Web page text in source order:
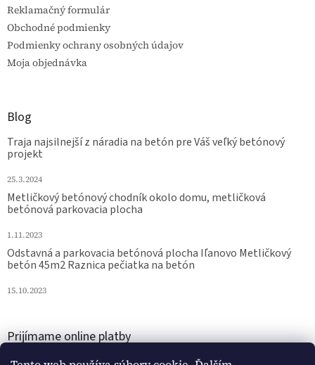
Reklamačný formulár
Obchodné podmienky
Podmienky ochrany osobných údajov
Moja objednávka
Blog
Traja najsilnejší z náradia na betón pre Váš veľký betónový
projekt
25.3.2024
Metličkový betónový chodník okolo domu, metličková
betónová parkovacia plocha
1.11.2023
Odstavná a parkovacia betónová plocha Iľanovo Metličkový
betón 45m2 Raznica pečiatka na betón
15.10.2023
Prijímame online platby